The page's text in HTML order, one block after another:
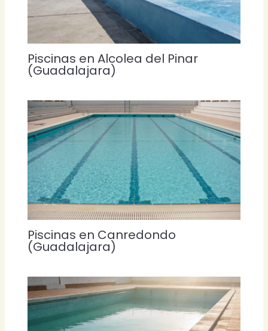
Piscinas en Alcolea del Pinar
(Guadalajara)
Piscinas en Canredondo
(Guadalajara)